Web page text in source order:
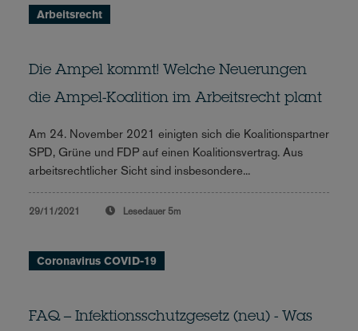
Arbeitsrecht
Die Ampel kommt! Welche Neuerungen
die Ampel-Koalition im Arbeitsrecht plant
Am 24. November 2021 einigten sich die Koalitionspartner
SPD, Grüne und FDP auf einen Koalitionsvertrag. Aus
arbeitsrechtlicher Sicht sind insbesondere...
29/11/2021 Lesedauer 5m
Coronavirus COVID-19
FAQ – Infektionsschutzgesetz (neu) - Was